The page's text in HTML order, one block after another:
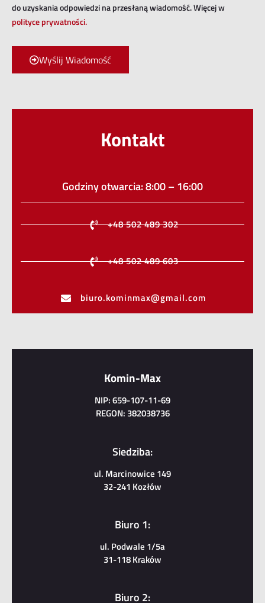
do uzyskania odpowiedzi na przesłaną wiadomość. Więcej w
polityce prywatności.
Wyślij Wiadomość
Kontakt
Godziny otwarcia: 8:00 – 16:00
+48 502 489 302
+48 502 489 603
biuro.kominmax@gmail.com
Komin-Max
NIP: 659-107-11-69
REGON: 382038736
Siedziba:
ul. Marcinowice 149
32-241 Kozłów
Biuro 1:
ul. Podwale 1/5a
31-118 Kraków
Biuro 2: